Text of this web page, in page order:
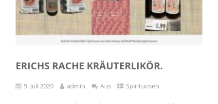
ERICHS RACHE KRÄUTERLIKÖR.
5. Juli 2020 admin Aus Spirituosen